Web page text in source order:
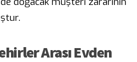
Arası Evden